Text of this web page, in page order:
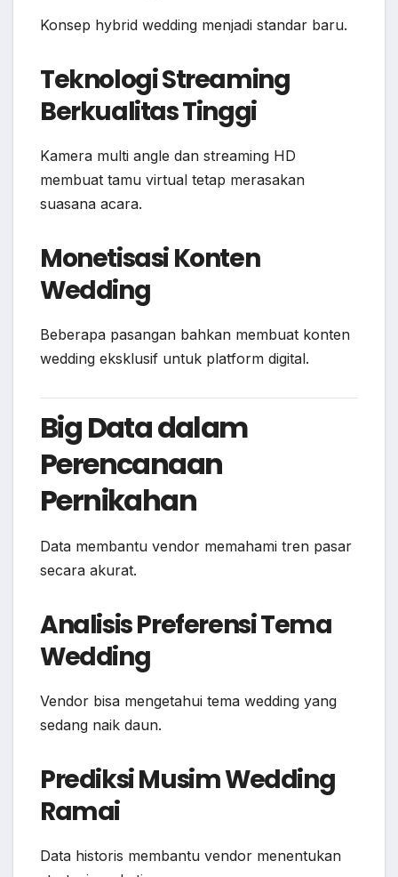
Konsep hybrid wedding menjadi standar baru.
Teknologi Streaming
Berkualitas Tinggi
Kamera multi angle dan streaming HD
membuat tamu virtual tetap merasakan
suasana acara.
Monetisasi Konten
Wedding
Beberapa pasangan bahkan membuat konten
wedding eksklusif untuk platform digital.
Big Data dalam
Perencanaan
Pernikahan
Data membantu vendor memahami tren pasar
secara akurat.
Analisis Preferensi Tema
Wedding
Vendor bisa mengetahui tema wedding yang
sedang naik daun.
Prediksi Musim Wedding
Ramai
Data historis membantu vendor menentukan